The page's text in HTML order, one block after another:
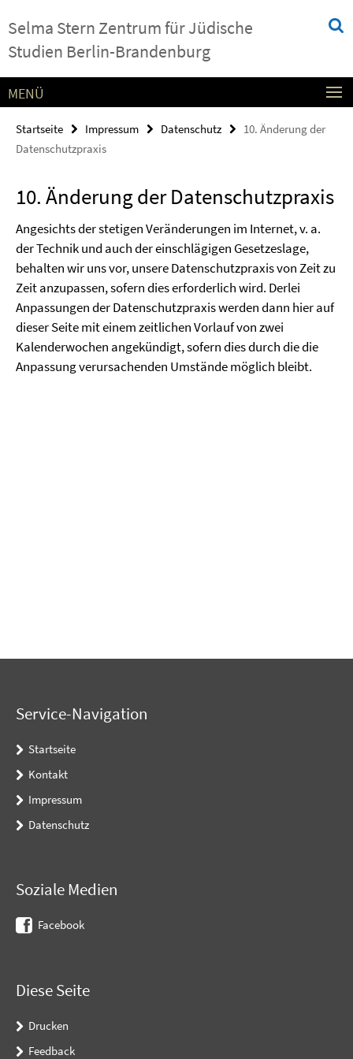
direkt
zu
Selma Stern Zentrum für Jüdische
Studien Berlin-Brandenburg
Service-
Navigation
MENÜ
Startseite Impressum Datenschutz
10. Änderung der
Datenschutzpraxis
10. Änderung der Datenschutzpraxis
Angesichts der stetigen Veränderungen im Internet, v. a.
der Technik und auch der einschlägigen Gesetzeslage,
behalten wir uns vor, unsere Datenschutzpraxis von Zeit zu
Zeit anzupassen, sofern dies erforderlich wird. Derlei
Anpassungen der Datenschutzpraxis werden dann hier auf
dieser Seite mit einem zeitlichen Vorlauf von zwei
Kalenderwochen angekündigt, sofern dies durch die die
Anpassung verursachenden Umstände möglich bleibt.
Service-Navigation
Startseite
Kontakt
Impressum
Datenschutz
Soziale Medien
Facebook
Diese Seite
Drucken
Feedback